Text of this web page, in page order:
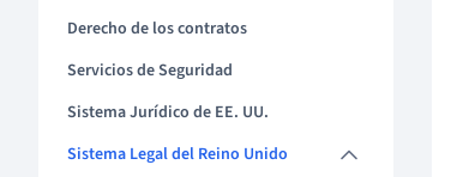
Derecho de los contratos
Servicios de Seguridad
Sistema Jurídico de EE. UU.
Sistema Legal del Reino Unido